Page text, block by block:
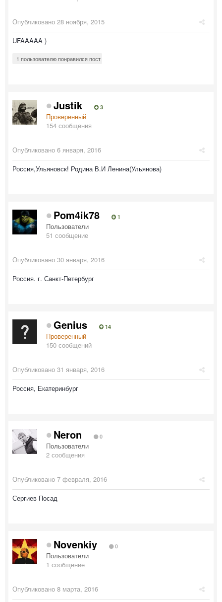
Опубликовано 28 ноября, 2015
UFAAAAA )
1 пользователю понравился пост
Justik 3
Проверенный
154 сообщения
Опубликовано 6 января, 2016
Россия,Ульяновск! Родина В.И Ленина(Ульянова)
Pom4ik78 1
Пользователи
51 сообщение
Опубликовано 30 января, 2016
Россия. г. Санкт-Петербург
Genius 14
Проверенный
150 сообщений
Опубликовано 31 января, 2016
Россия, Екатеринбург
Neron 0
Пользователи
2 сообщения
Опубликовано 7 февраля, 2016
Сергиев Посад
Novenkiy 0
Пользователи
1 сообщение
Опубликовано 8 марта, 2016